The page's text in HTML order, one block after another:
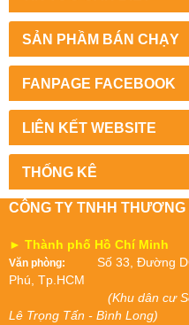
SẢN PHẦM BÁN CHẠY
FANPAGE FACEBOOK
LIÊN KẾT WEBSITE
THỐNG KÊ
CÔNG TY TNHH
► Thành phố Hồ Chí Minh
Văn phòng: Số 33, Đường
Phú, Tp.HCM
(Khu dân cư
Lê Trọng Tấn - Bình Long)